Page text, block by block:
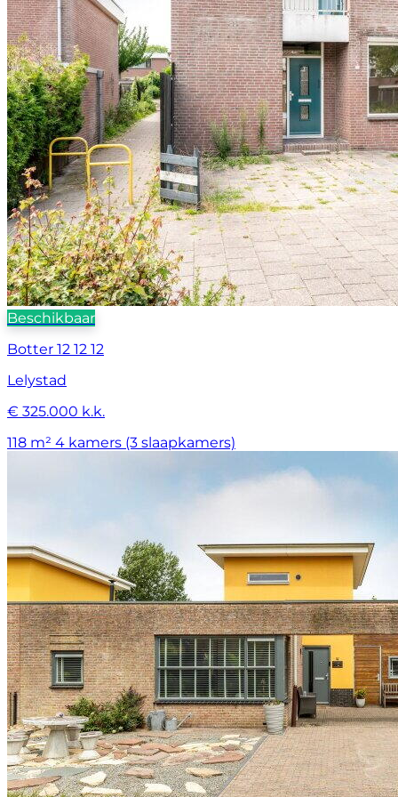
Beschikbaar
Botter 12 12 12
Lelystad
€ 325.000 k.k.
118 m² 4 kamers (3 slaapkamers)